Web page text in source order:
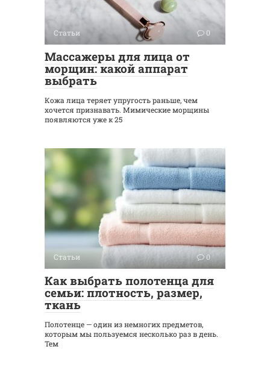
Статьи 0
Массажеры для лица от
морщин: какой аппарат
выбрать
Кожа лица теряет упругость раньше, чем
хочется признавать. Мимические морщины
появляются уже к 25
Статьи 0
Как выбрать полотенца для
семьи: плотность, размер,
ткань
Полотенце — один из немногих предметов,
которым мы пользуемся несколько раз в день.
Тем